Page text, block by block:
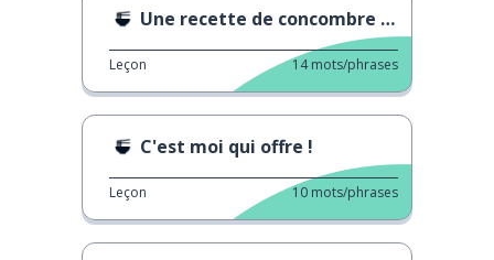
Une recette de concombre assaisonné
Leçon 14 mots/phrases
C'est moi qui offre !
Leçon 10 mots/phrases